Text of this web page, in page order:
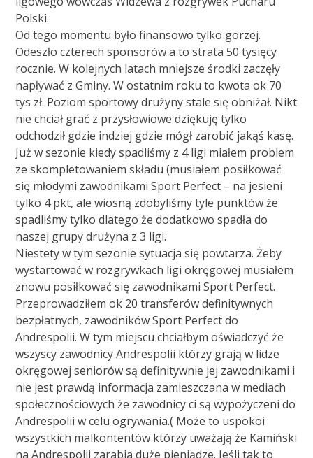
Polski.
Od tego momentu było finansowo tylko gorzej.
Odeszło czterech sponsorów a to strata 50 tysięcy
rocznie. W kolejnych latach mniejsze środki zaczęły
napływać z Gminy. W ostatnim roku to kwota ok 70
tys zł. Poziom sportowy drużyny stale się obniżał. Nikt
nie chciał grać z przysłowiowe dziękuję tylko
odchodził gdzie indziej gdzie mógł zarobić jakąś kasę.
Już w sezonie kiedy spadliśmy z 4 ligi miałem problem
ze skompletowaniem składu (musiałem posiłkować
się młodymi zawodnikami Sport Perfect – na jesieni
tylko 4 pkt, ale wiosną zdobyliśmy tyle punktów że
spadliśmy tylko dlatego że dodatkowo spadła do
naszej grupy drużyna z 3 ligi.
Niestety w tym sezonie sytuacja się powtarza. Żeby
wystartować w rozgrywkach ligi okręgowej musiałem
znowu posiłkować się zawodnikami Sport Perfect.
Przeprowadziłem ok 20 transferów definitywnych
bezpłatnych, zawodników Sport Perfect do
Andrespolii. W tym miejscu chciałbym oświadczyć że
wszyscy zawodnicy Andrespolii którzy grają w lidze
okręgowej seniorów są definitywnie jej zawodnikami i
nie jest prawdą informacja zamieszczana w mediach
społecznościowych że zawodnicy ci są wypożyczeni do
Andrespolii w celu ogrywania.( Może to uspokoi
wszystkich malkontentów którzy uważają że Kamiński
na Andrespolii zarabia duże pieniądze. Jeśli tak to